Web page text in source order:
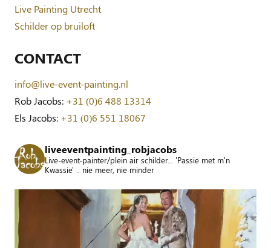
Live Painting Utrecht
Schilder op bruiloft
CONTACT
info@live-event-painting.nl
Rob Jacobs: +31 (0)6 488 13314
Els Jacobs: +31 (0)6 551 18067
liveeventpainting_robjacobs
Live-event-painter/plein air schilder... 'Passie met m'n
Kwassie' .. nie meer, nie minder